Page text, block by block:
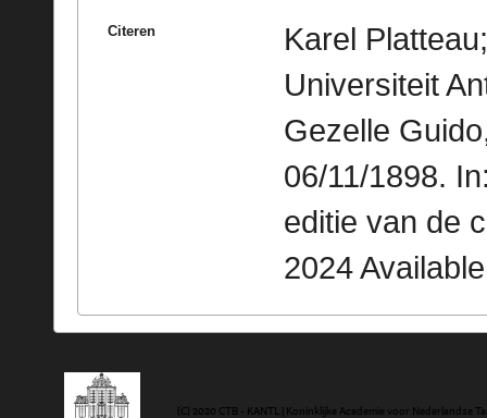
Citeren
Karel
Universiteit
Gezelle
06/11/1898.
editie van de
2024
(C) 2020 CTB - KANTL | Koninklijke Academie voor Nederlandse